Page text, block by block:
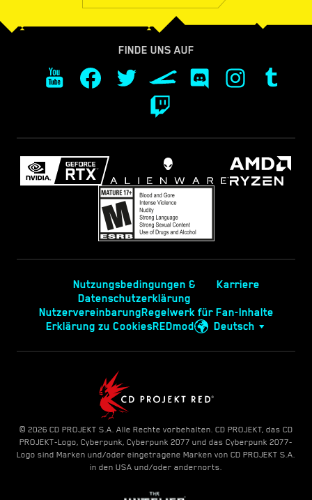
FINDE UNS AUF
Nutzungsbedingungen &
Datenschutzerklärung
Karriere
NutzervereinbarungRegelwerk für Fan-Inhalte
Erklärung zu CookiesREDmod Deutsch
© 2026 CD PROJEKT S.A. Alle Rechte vorbehalten. CD PROJEKT, das CD
PROJEKT-Logo, Cyberpunk, Cyberpunk 2077 und das Cyberpunk 2077-
Logo sind Marken und/oder eingetragene Marken von CD PROJEKT S.A.
in den USA und/oder andernorts.